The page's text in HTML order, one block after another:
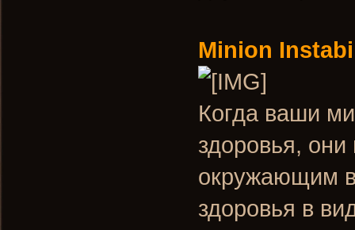
Minion
Когда ваши
здоровья,
окружающим в
здоровья в